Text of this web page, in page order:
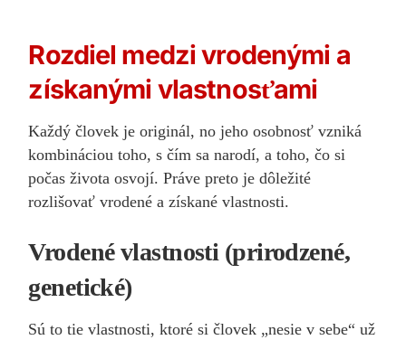
Rozdiel medzi vrodenými a
získanými vlastnosťami
Každý človek je originál, no jeho osobnosť vzniká
kombináciou toho, s čím sa narodí, a toho, čo si
počas života osvojí. Práve preto je dôležité
rozlišovať vrodené a získané vlastnosti.
Vrodené vlastnosti (prirodzené,
genetické)
Sú to tie vlastnosti, ktoré si človek „nesie v sebe“ už